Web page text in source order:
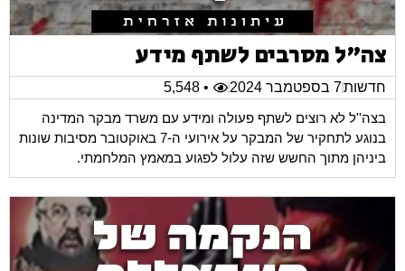
צה"ל מסרבים לשתף מידע
חדשות7 בספטמבר 2024
• 5,548
בצה''ל לא רוצים לשתף פעולה ומידע עם משרד מבקר המדינה
בנוגע לתחקיר של המבקר על אירועי ה-7 באוקטובר מסיבות שונות
ביניהן מתוך החשש שזה עלול לפגוע במאמץ המלחמתי.